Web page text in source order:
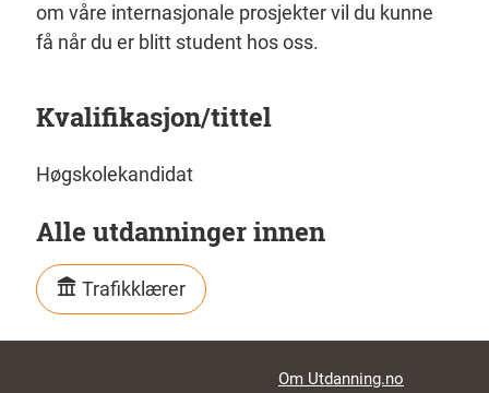
om våre internasjonale prosjekter vil du kunne
få når du er blitt student hos oss.
Kvalifikasjon/tittel
Høgskolekandidat
Alle utdanninger innen
Trafikklærer
Footer links
Om Utdanning.no